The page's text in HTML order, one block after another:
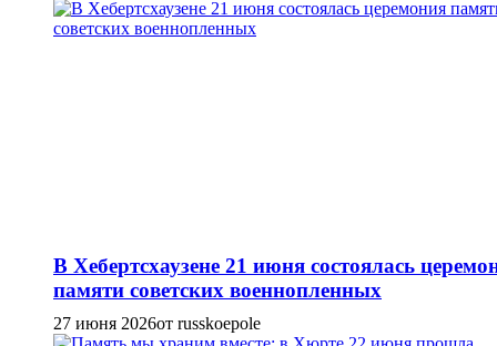
В Хебертсхаузене 21 июня состоялась
памяти советских военнопленных
27 июня 2026от russkoepole